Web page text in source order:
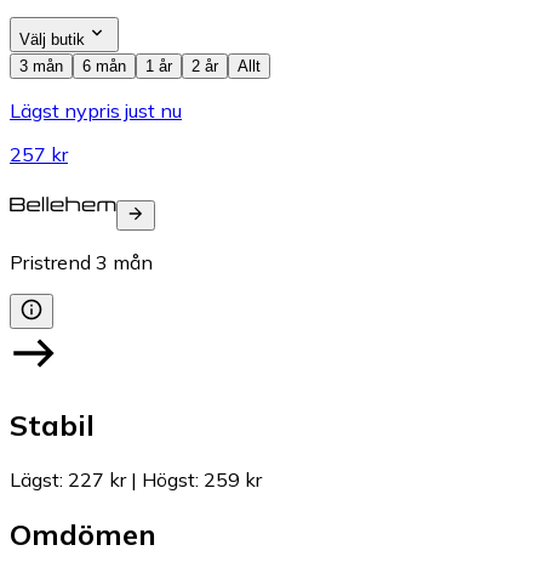
Välj butik
3 mån
6 mån 1 år 2 år Allt
Lägst nypris just nu
257 kr
Pristrend 3 mån
Stabil
Lägst: 227 kr| Högst: 259 kr
Omdömen